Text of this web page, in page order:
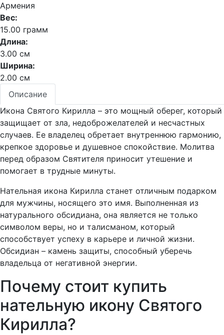
Армения
Вес:
15.00 грамм
Длина:
3.00 см
Ширина:
2.00 см
Описание
Икона Святого Кирилла – это мощный оберег, который
защищает от зла, недоброжелателей и несчастных
случаев. Ее владелец обретает внутреннюю гармонию,
крепкое здоровье и душевное спокойствие. Молитва
перед образом Святителя приносит утешение и
помогает в трудные минуты.
Нательная икона Кирилла станет отличным подарком
для мужчины, носящего это имя. Выполненная из
натурального обсидиана, она является не только
символом веры, но и талисманом, который
способствует успеху в карьере и личной жизни.
Обсидиан – камень защиты, способный уберечь
владельца от негативной энергии.
Почему стоит купить
нательную икону Святого
Кирилла?